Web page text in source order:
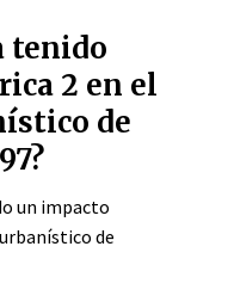
tenido
2 en el
de
un impacto
de